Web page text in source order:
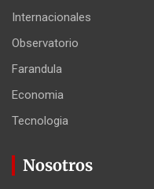
Internacionales
Observatorio
Farandula
Economia
Tecnologia
Nosotros